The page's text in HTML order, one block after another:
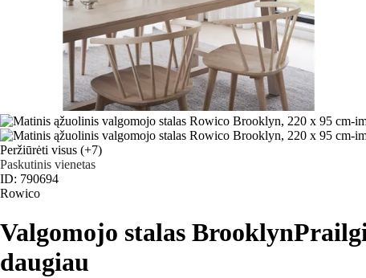
Peržiūrėti visus (+7)
Paskutinis vienetas
ID: 790694
Rowico
Valgomojo stalas Brooklyn
daugiau